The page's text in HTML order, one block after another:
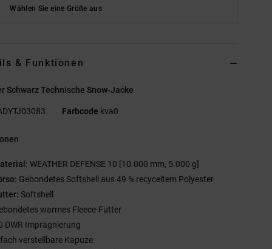
Wählen Sie eine Größe aus
& Funktionen
Schwarz Technische Snow-Jacke
Farbcode kva0
WEATHER DEFENSE 10 [10.000 mm, 5.000 g]
Gebondetes Softshell aus 49 % recyceltem Polyester
Softshell
warmes Fleece-Futter
DWR Imprägnierung
verstellbare Kapuze